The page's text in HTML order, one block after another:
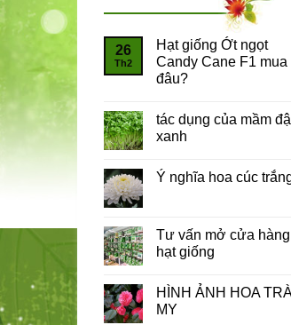
250,000
26
Th2
Hạt giống Ớt ngọt
Candy Cane F1 mua
đâu?
tác dụng của mầm
xanh
Ý nghĩa hoa cúc
Tư vấn mở cửa hàng
hạt giống
HÌNH ẢNH HOA
MY
-29%